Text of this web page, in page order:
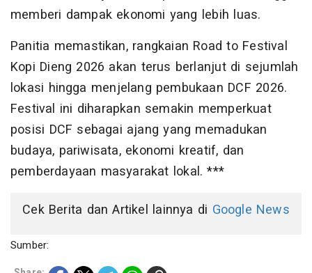
memberi dampak ekonomi yang lebih luas.
Panitia memastikan, rangkaian Road to Festival
Kopi Dieng 2026 akan terus berlanjut di sejumlah
lokasi hingga menjelang pembukaan DCF 2026.
Festival ini diharapkan semakin memperkuat
posisi DCF sebagai ajang yang memadukan
budaya, pariwisata, ekonomi kreatif, dan
pemberdayaan masyarakat lokal. ***
Cek Berita dan Artikel lainnya di Google News
Sumber: